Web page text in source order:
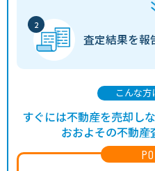
査定結果を報
こんな方
すぐには不動産を売却し
おおよその不動